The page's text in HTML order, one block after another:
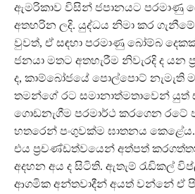
ඇමරිකාව විසින් ජපානයට පරමාණු
අතහරින ලදි. යුද්ධය නිමා කර
වුවත්, ඒ සඳහා පරමාණු බෝම්බ
ජනයා මතට අතහැරීම නිවැරදි ද යන
ද, කාම්බෝජයේ පොල්පොට් නැමැති
තමන්ගේ රට සමානාත්මතාවෙන් යුත්
ගොඩනැගීම පරමාර්ථ කරගෙන
හතරෙන් පංගුවක්ම ඝාතනය
එය ප‍්‍රචණ්ඩත්වයෙන් අත්පත්
අදහන අය ද සිටිති. ඇතැම් රැඩිකල්
ආගමික අන්තවාදීන් අයත් වන්නේ ඒ